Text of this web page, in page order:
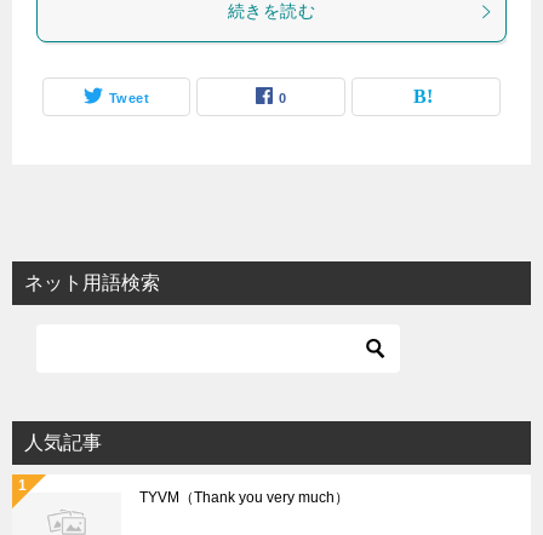
続きを読む
Tweet 0
ネット用語検索
人気記事
TYVM（Thank you very much）